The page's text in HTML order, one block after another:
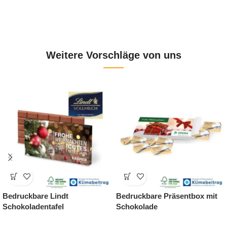
Weitere Vorschläge von uns
Bedruckbare Präsentbox mit